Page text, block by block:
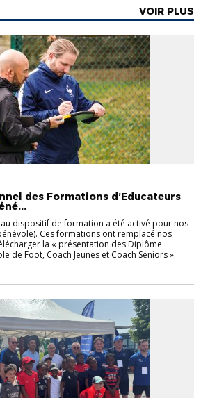
VOIR PLUS
des Formations d’Educateurs
dispositif de formation a été activé pour nos
Ces formations ont remplacé nos
la « présentation des Diplôme
de Foot, Coach Jeunes et Coach Séniors ».